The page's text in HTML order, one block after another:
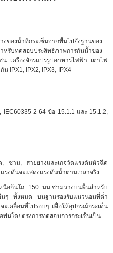
งของน้ำที่กระเซ็นจากพื้นไปยังฐานของ
หรับทดสอบประสิทธิภาพการกันน้ำของ
น เครื่องจักรแปรรูปอาหารไฟฟ้า เตาไฟ
IPX1, IPX2, IPX3, IPX4
2-64 ข้อ 15.1.1 และ 15.1.2,
, ชาม, สายยางและเกจวัดแรงดันหัวฉีด
งดันจะแสดงแรงดันน้ำตามเวลาจริง
นือก้นโถ 150 มม.ชามวางบนพื้นสำหรับ
อื่นๆ ทั้งหมด บนฐานรองรับแนวนอนที่ต่ำ
คลื่อนที่ไปรอบๆ เพื่อให้อุปกรณ์กระเด็น
พ่นโดยตรงการทดสอบการกระเซ็นเป็น